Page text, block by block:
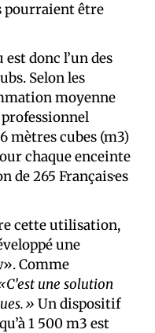
pourraient être
donc l’un des
Selon les
moyenne
professionnel
mètres cubes (m3)
chaque enceinte
de 265 Français·es
cette utilisation,
une
Comme
une solution
Un dispositif
1 500 m3 est